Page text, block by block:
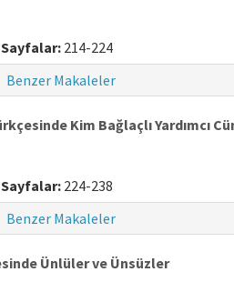
Sayfalar: 214-224
Benzer Makaleler
Kim Bağlaçlı Yardımcı
Sayfalar: 224-238
Benzer Makaleler
Ünlüler ve Ünsüzler